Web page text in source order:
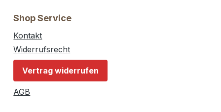
Shop Service
Kontakt
Widerrufsrecht
Vertrag widerrufen
AGB